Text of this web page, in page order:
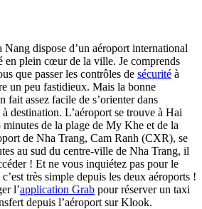
Nang dispose d’un aéroport international
en plein cœur de la ville. Je comprends
que passer les contrôles de sécurité à
un peu fastidieux. Mais la bonne
fait assez facile de s’orienter dans
destination. L’aéroport se trouve à Hai
de la plage de My Khe et de la
de Nha Trang, Cam Ranh (CXR), se
au sud du centre-ville de Nha Trang, il
! Et ne vous inquiétez pas pour le
très simple depuis les deux aéroports !
l’application Grab pour réserver un taxi
depuis l’aéroport sur Klook.